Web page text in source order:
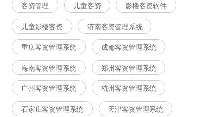
客资管理 儿童客资 影楼客资软件
儿童影楼客资 济南客资管理系统
重庆客资管理系统 成都客资管理系统
海南客资管理系统 郑州客资管理系统
广州客资管理系统 杭州客资管理系统
石家庄客资管理系统 天津客资管理系统